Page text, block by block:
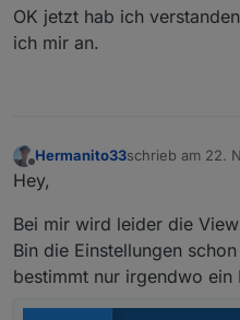
OK jetzt hab ich
ich mir an.
Hermanito33schrieb am 22.
zuletzt editiert
Hey,
Bei mir wird leider die
Bin die Einstellungen
bestimmt nur irgendwo ein